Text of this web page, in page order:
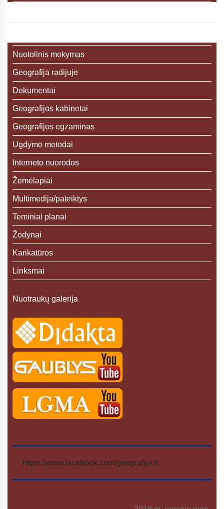
Nuotolinis mokymas
Geografija radijuje
Dokumentai
Geografijos kabinetai
Geografijos egzaminas
Ugdymo metodai
Interneto nuorodos
Žemėlapiai
Multimedija/pateiktys
Teminiai planai
Žodynai
Karikatūros
Linksmai
Nuotraukų galerija
https://www.facebook.com/geografija.lt